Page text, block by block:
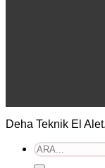
Deha Teknik El
Ara: